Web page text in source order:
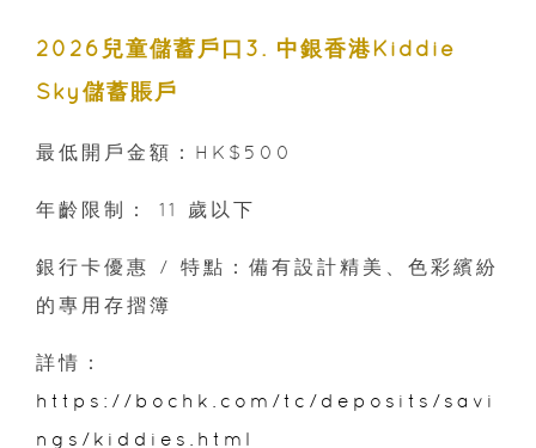
2026兒童儲蓄戶口3. 中銀香港Kiddie
Sky儲蓄賬戶
最低開戶金額：HK$500
年齡限制： 11 歲以下
銀行卡優惠 / 特點：備有設計精美、色彩繽紛
的專用存摺簿
詳情：
https://bochk.com/tc/deposits/savi
ngs/kiddies.html